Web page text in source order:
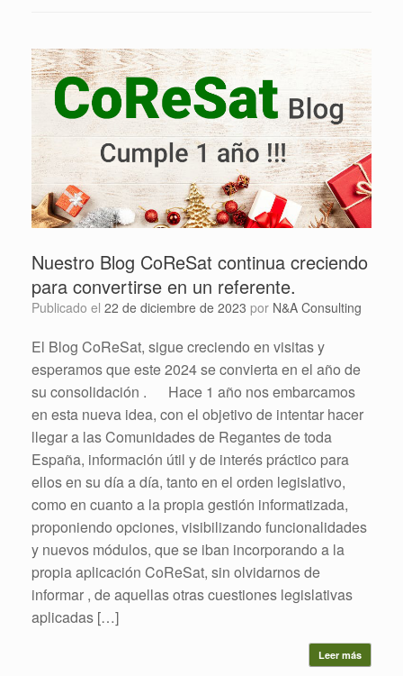
Nuestro Blog CoReSat continua creciendo
para convertirse en un referente.
Publicado el 22 de diciembre de 2023 por N&A Consulting
El Blog CoReSat, sigue creciendo en visitas y
esperamos que este 2024 se convierta en el año de
su consolidación . Hace 1 año nos embarcamos
en esta nueva idea, con el objetivo de intentar hacer
llegar a las Comunidades de Regantes de toda
España, información útil y de interés práctico para
ellos en su día a día, tanto en el orden legislativo,
como en cuanto a la propia gestión informatizada,
proponiendo opciones, visibilizando funcionalidades
y nuevos módulos, que se iban incorporando a la
propia aplicación CoReSat, sin olvidarnos de
informar , de aquellas otras cuestiones legislativas
aplicadas […]
Leer más